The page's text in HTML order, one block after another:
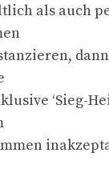
als auch
‘Sieg-